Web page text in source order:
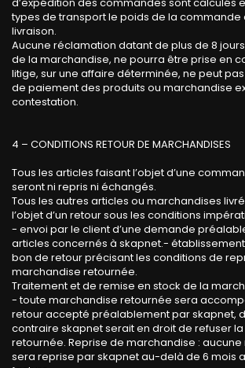
d’expédition des commandes sont calculés
types de transport le poids de la commande
livraison.
Aucune réclamation datant de plus de 8
de la marchandise, ne pourra être prise en
litige, sur une affaire déterminée, ne peut
de paiement des produits ou marchandise
contestation.
4 – CONDITIONS RETOUR DE MARCHANDISES
Tous les articles faisant l’objet d’une
seront ni repris ni échangés.
Tous les autres articles ou marchandises
l’objet d’un retour sous les conditions
- envoi par le client d’une demande
articles concernés à skapnet.- établissement
bon de retour précisant les conditions de
marchandise retournée.
Traitement et de remise en stock de la
- toute marchandise retournée sera
retour accepté préalablement par skapnet,
contraire skapnet serait en droit de refuser
retournée. Reprise de marchandise :
sera reprise par skapnet au-delà de 6 mois